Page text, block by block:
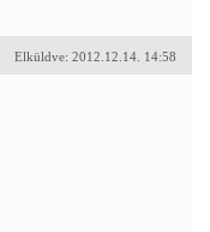
Elküldve: 2012.12.14. 14:58